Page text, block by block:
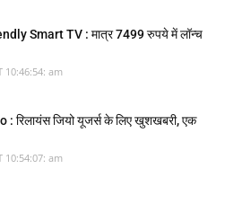
Smart TV : मात्र 7499 रुपये में लॉन्च
10:46:54: am
रिलायंस जियो यूजर्स के लिए खुशखबरी, एक
10:54:07: am